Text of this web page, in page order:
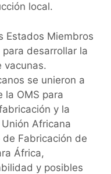
local.
Estados Miembros
desarrollar la
vacunas.
se unieron a
la OMS para
y la
Africana
Fabricación de
África,
y posibles